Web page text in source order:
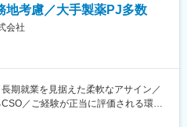
務
の中でも平均給与の高さや非課税の
体保険制度、単身赴任手当や月1回の
生が充実しており、長期就業される
ので、IQVIAが展開している他の事業
地考慮／大手製薬PJ多数
会社
期就業を見据えた柔軟なアサイン／
／ご経験が正当に評価される環